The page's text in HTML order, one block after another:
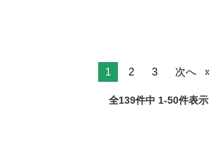
1 2 3 次へ
全139件中 1-50件表示